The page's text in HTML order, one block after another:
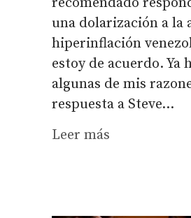
una dolarización a la
hiperinflación
estoy de acuerdo. Ya
algunas de mis
respuesta a Steve...
Leer más